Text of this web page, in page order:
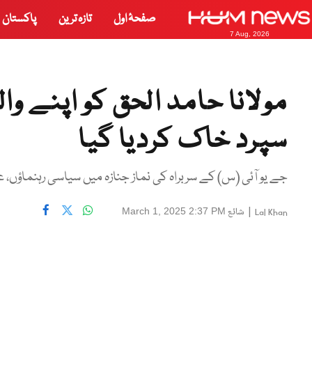
7 Aug, 2026
صفحۂ اول تازہ ترین پاکستان
مولانا حامد الحق کو اپنے
سپرد خاک کردیا گیا
جے یو آئی (س) کے سربراہ کی نماز جنازہ میں سیاسی
Lal Khan
| شائع March 1, 2025 2:37 PM